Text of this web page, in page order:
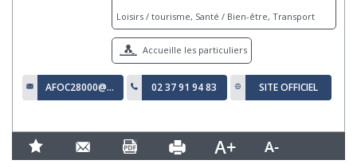
Loisirs / tourisme, Santé / Bien-être, Transport
Accueille les particuliers
AFOC28000@GMAIL.COM 02 37 91 94 83 SITE OFFICIEL